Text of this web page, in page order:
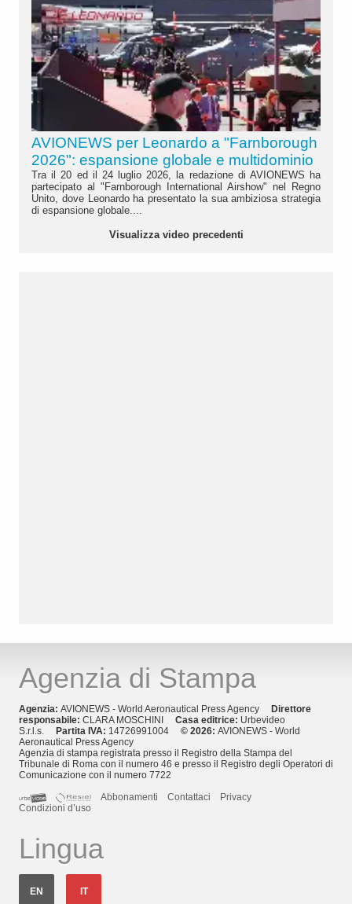
AVIONEWS per Leonardo a "Farnborough
2026": espansione globale e multidominio
Tra il 20 ed il 24 luglio 2026, la redazione di AVIONEWS ha
partecipato al "Farnborough International Airshow" nel Regno
Unito, dove Leonardo ha presentato la sua ambiziosa strategia
di espansione globale....
Visualizza video precedenti
Agenzia di Stampa
Agenzia: AVIONEWS - World Aeronautical Press Agency
Direttore
responsabile: CLARA MOSCHINI Casa editrice: Urbevideo
S.r.l.s.
Partita IVA: 14726991004 © 2026: AVIONEWS - World
Aeronautical Press Agency
Agenzia di stampa registrata presso il Registro della Stampa del
Tribunale di Roma con il numero 46 e presso il Registro degli Operatori di
Comunicazione con il numero 7722
Abbonamenti
Contattaci
Privacy
Condizioni d’uso
Lingua
EN IT